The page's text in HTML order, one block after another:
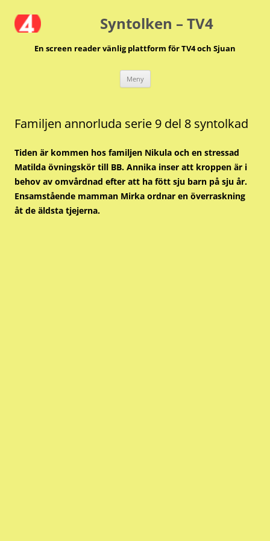
till
innehåll Syntolken – TV4
En screen reader vänlig plattform för TV4 och Sjuan
Meny
Familjen annorluda serie 9 del 8 syntolkad
Tiden är kommen hos familjen Nikula och en stressad
Matilda övningskör till BB. Annika inser att kroppen är i
behov av omvårdnad efter att ha fött sju barn på sju år.
Ensamstående mamman Mirka ordnar en överraskning
åt de äldsta tjejerna.